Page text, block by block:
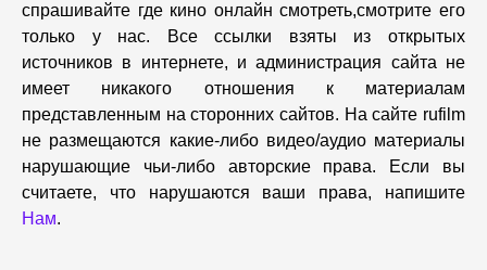
спрашивайте где кино онлайн смотреть,cмотрите его
только у нас. Все ссылки взяты из открытых
источников в интернете, и администрация сайта не
имеет никакого отношения к материалам
представленным на сторонних сайтов. На сайте rufilm
не размещаются какие-либо видео/аудио материалы
нарушающие чьи-либо авторские права. Если вы
считаете, что нарушаются ваши права, напишите
Нам.